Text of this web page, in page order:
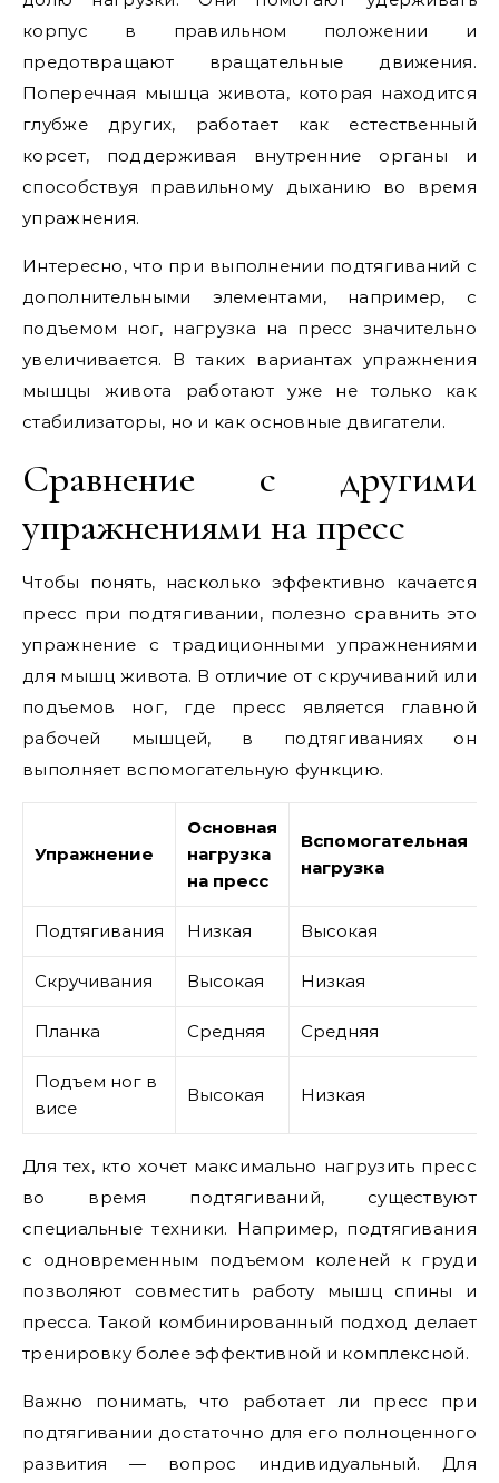
корпус в правильном положении и
предотвращают вращательные движения.
Поперечная мышца живота, которая находится
глубже других, работает как естественный
корсет, поддерживая внутренние органы и
способствуя правильному дыханию во время
упражнения.
Интересно, что при выполнении подтягиваний с
дополнительными элементами, например, с
подъемом ног, нагрузка на пресс значительно
увеличивается. В таких вариантах упражнения
мышцы живота работают уже не только как
стабилизаторы, но и как основные двигатели.
Сравнение с другими
упражнениями на пресс
Чтобы понять, насколько эффективно качается
пресс при подтягивании, полезно сравнить это
упражнение с традиционными упражнениями
для мышц живота. В отличие от скручиваний или
подъемов ног, где пресс является главной
рабочей мышцей, в подтягиваниях он
выполняет вспомогательную функцию.
Упражнение
Основная
нагрузка
на пресс
Вспомогательная
нагрузка
Подтягивания Низкая Высокая
Скручивания Высокая Низкая
Планка Средняя Средняя
Подъем ног в
висе
Высокая Низкая
Для тех, кто хочет максимально нагрузить пресс
во время подтягиваний, существуют
специальные техники. Например, подтягивания
с одновременным подъемом коленей к груди
позволяют совместить работу мышц спины и
пресса. Такой комбинированный подход делает
тренировку более эффективной и комплексной.
Важно понимать, что работает ли пресс при
подтягивании достаточно для его полноценного
развития — вопрос индивидуальный. Для